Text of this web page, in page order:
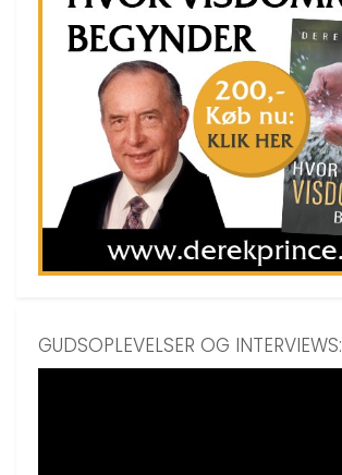
GUDSOPLEVELSER OG INTERVIEWS: